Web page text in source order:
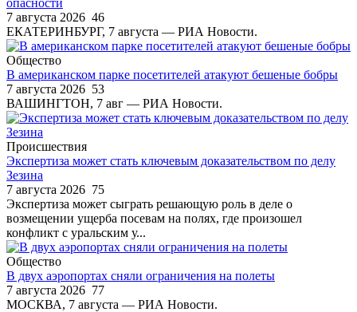
7 августа 2026 46
ЕКАТЕРИНБУРГ, 7 августа — РИА Новости.
Общество
В американском парке посетителей атакуют бешеные бобры
7 августа 2026 53
ВАШИНГТОН, 7 авг — РИА Новости.
Происшествия
Экспертиза может стать ключевым доказательством по делу
Зезина
7 августа 2026 75
Экспертиза может сыграть решающую роль в деле о
возмещении ущерба посевам на полях, где произошел
конфликт с уральским у...
Общество
В двух аэропортах сняли ограничения на полеты
7 августа 2026 77
МОСКВА, 7 августа — РИА Новости.